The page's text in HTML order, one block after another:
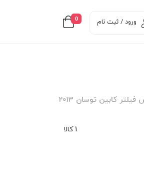
0 ورود / ثبت نام
کابین توسان 2013
1 کالا